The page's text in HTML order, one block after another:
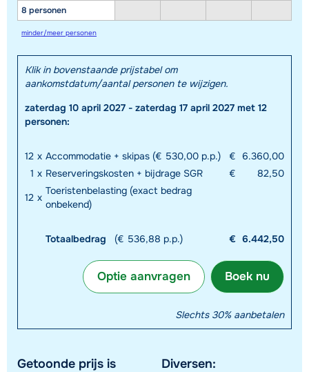
8 personen
minder/meer personen
Klik in bovenstaande prijstabel om
aankomstdatum/aantal personen te wijzigen.
zaterdag 10 april 2027 - zaterdag 17 april 2027 met 12
personen:
12 x Accommodatie + skipas (€ 530,00 p.p.) € 6.360,00
1 x Reserveringskosten + bijdrage SGR €
82,50
12 x
Toeristenbelasting (exact bedrag
onbekend)
Totaalbedrag (€ 536,88 p.p.) € 6.442,50
Boek nu
Optie aanvragen
Slechts 30% aanbetalen
Getoonde prijs is
Diversen: